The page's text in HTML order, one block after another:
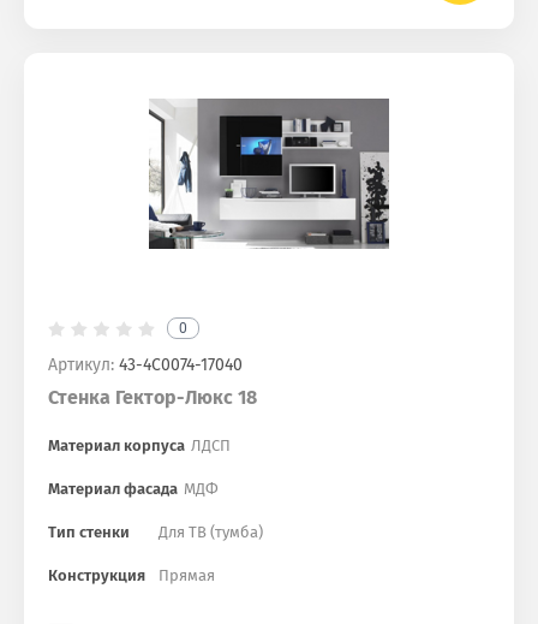
0
Артикул: 43-4С0074-17040
Стенка Гектор-Люкс 18
Материал корпуса ЛДСП
Материал фасада МДФ
Тип стенки Для ТВ (тумба)
Конструкция Прямая